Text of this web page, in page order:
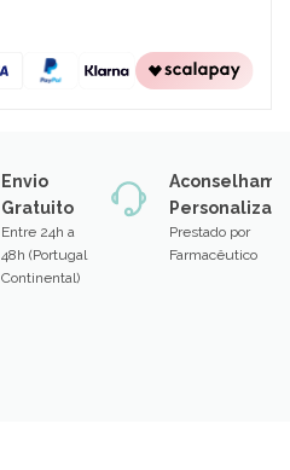
Envio
Gratuito
Entre 24h a
48h (Portugal
Continental)
Prestado por
Farmacêutico